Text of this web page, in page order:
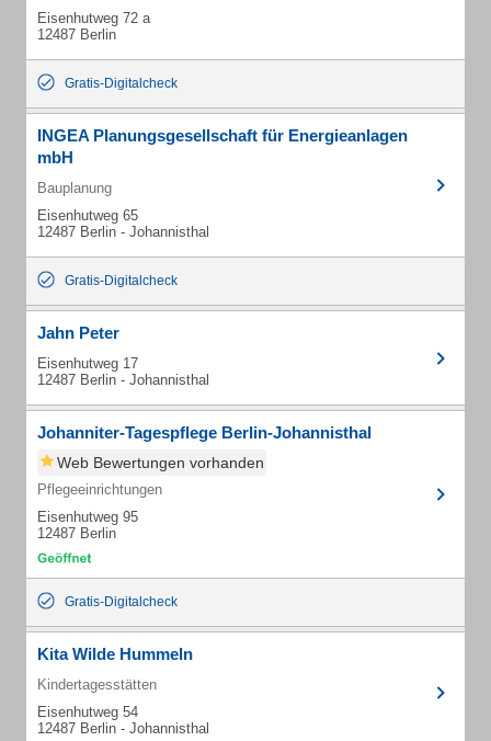
Eisenhutweg 72 a
12487 Berlin
Gratis-Digitalcheck
INGEA Planungsgesellschaft für Energieanlagen
mbH
Bauplanung
Eisenhutweg 65
12487 Berlin - Johannisthal
Gratis-Digitalcheck
Jahn Peter
Eisenhutweg 17
12487 Berlin - Johannisthal
Johanniter-Tagespflege Berlin-Johannisthal
Web Bewertungen vorhanden
Pflegeeinrichtungen
Eisenhutweg 95
12487 Berlin
Gratis-Digitalcheck
Kita Wilde Hummeln
Kindertagesstätten
Eisenhutweg 54
12487 Berlin - Johannisthal